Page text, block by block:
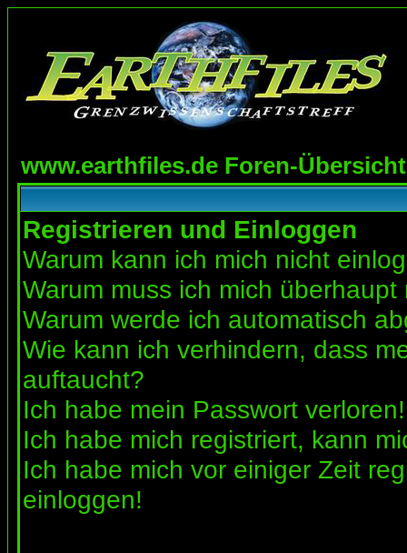
www.earthfiles.de Foren-Übersicht
Registrieren und Einloggen
Warum kann ich mich nicht
Warum muss ich mich überhaupt
Warum werde ich automatisch
Wie kann ich verhindern, dass
auftaucht?
Ich habe mein Passwort verloren!
Ich habe mich registriert, kann
Ich habe mich vor einiger Zeit
einloggen!